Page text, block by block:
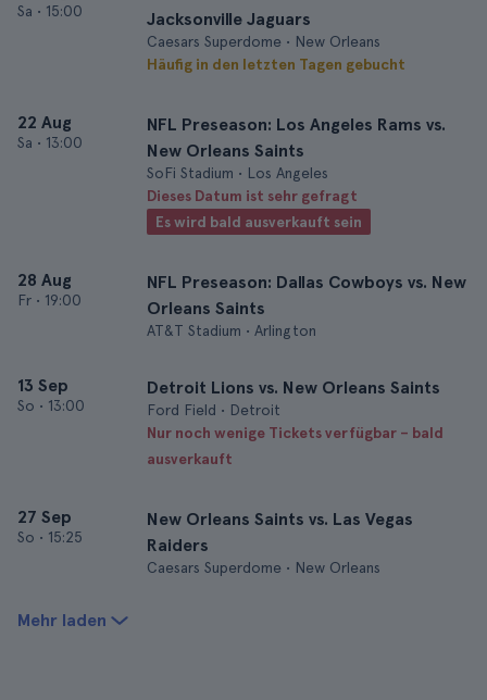
Sa • 15:00
Jacksonville Jaguars
Caesars Superdome • New Orleans
Häufig in den letzten Tagen gebucht
22 Aug
Sa • 13:00
NFL Preseason: Los Angeles Rams vs.
New Orleans Saints
SoFi Stadium • Los Angeles
Dieses Datum ist sehr gefragt
Es wird bald ausverkauft sein
28 Aug
Fr • 19:00
NFL Preseason: Dallas Cowboys vs. New
Orleans Saints
AT&T Stadium • Arlington
13 Sep
So • 13:00
Detroit Lions vs. New Orleans Saints
Ford Field • Detroit
Nur noch wenige Tickets verfügbar – bald
ausverkauft
27 Sep
So • 15:25
New Orleans Saints vs. Las Vegas
Raiders
Caesars Superdome • New Orleans
Mehr laden